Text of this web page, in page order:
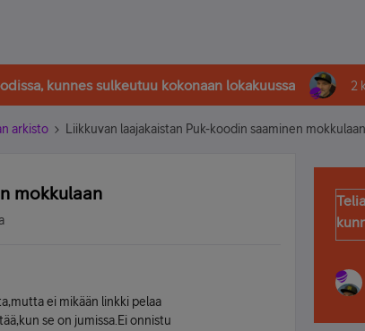
kunnes sulkeutuu kokonaan lokakuussa 2
arkisto Liikkuvan laajakaistan Puk-koodin saaminen mokkulaan
mokkulaan
ei mikään linkki pelaa
se on jumissa.Ei onnistu